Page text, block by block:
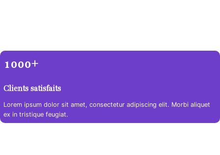
1000+
Clients satisfaits
Lorem ipsum dolor sit amet, consectetur adipiscing elit. Morbi aliquet
ex in tristique feugiat.